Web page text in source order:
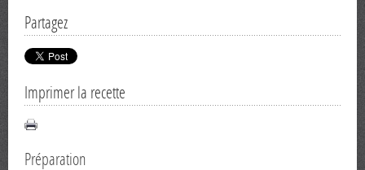
Partagez
Imprimer la recette
Préparation